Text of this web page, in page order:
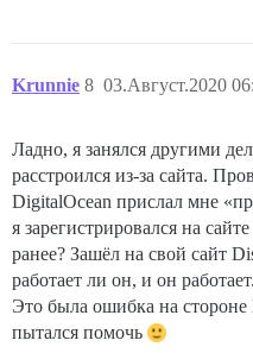
Krunnie 03.Август.2020
8
Ладно, я занялся другими
расстроился из-за сайта.
DigitalOcean прислал мне
я зарегистрировался на
ранее? Зашёл на свой сайт
работает ли он, и он работает.
Это была ошибка на
пытался помочь